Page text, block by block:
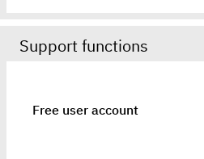
Support functions
Free user account